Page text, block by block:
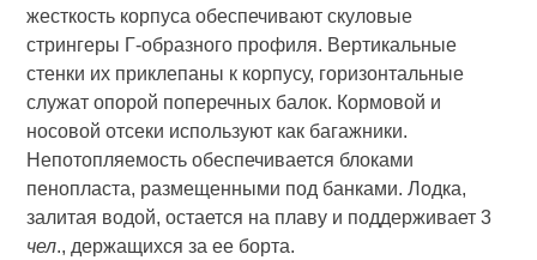
жесткость корпуса обеспечивают скуловые
стрингеры Г-образного профиля. Вертикальные
стенки их приклепаны к корпусу, горизонтальные
служат опорой поперечных балок. Кормовой и
носовой отсеки используют как багажники.
Непотопляемость обеспечивается блоками
пенопласта, размещенными под банками. Лодка,
залитая водой, остается на плаву и поддерживает 3
чел., держащихся за ее борта.